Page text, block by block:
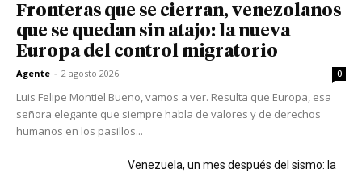
Fronteras que se cierran, venezolanos
que se quedan sin atajo: la nueva
Europa del control migratorio
Agente - 2 agosto 2026 0
Luis Felipe Montiel Bueno, vamos a ver. Resulta que Europa, esa
señora elegante que siempre habla de valores y de derechos
humanos en los pasillos...
Venezuela, un mes después del sismo: la